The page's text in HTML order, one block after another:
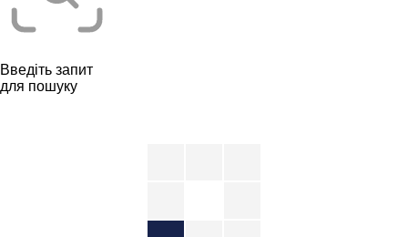
Введіть запит
для пошуку